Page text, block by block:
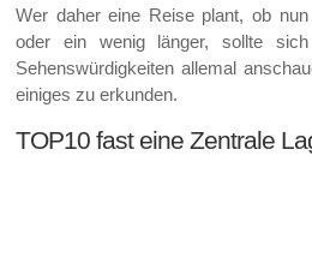
Wer daher eine Reise plant, ob
oder ein wenig länger, sollte
Sehenswürdigkeiten allemal
einiges zu erkunden.
TOP10 fast eine Zentrale